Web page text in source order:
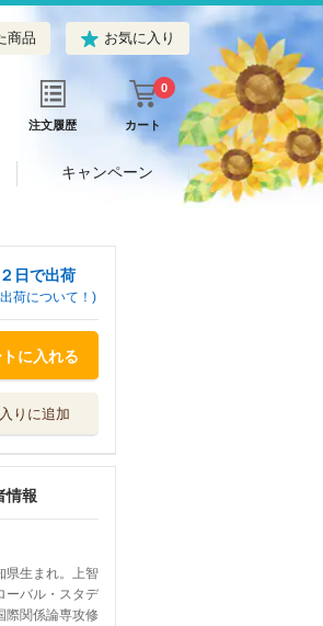
商品 お気に入り
注文履歴 カート
0
キャンペーン
日で出荷
荷について！)
に入れる
りに追加
情報
県生まれ。上智
ーバル・スタデ
際関係論専攻修